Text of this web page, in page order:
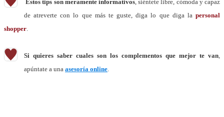
Estos tips son meramente informativos, siéntete libre, cómoda y capaz
de atreverte con lo que más te guste, diga lo que diga la personal
shopper.
Si quieres saber cuales son los complementos que mejor te van,
apúntate a una asesoría online.